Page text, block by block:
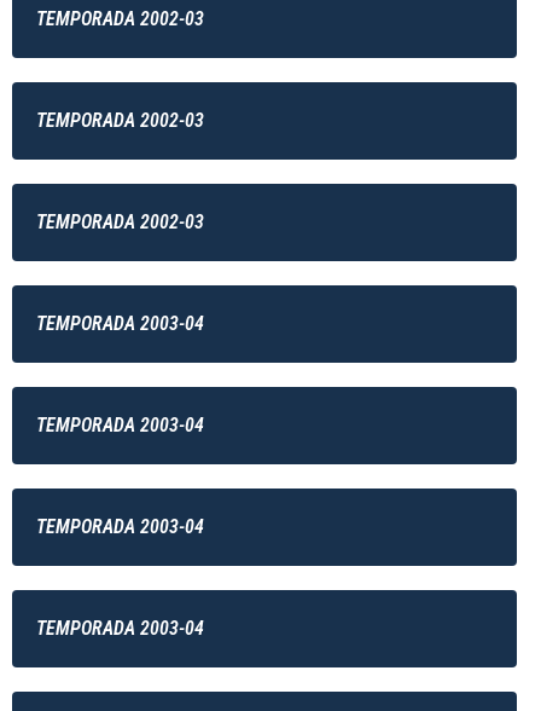
TEMPORADA 2002-03
TEMPORADA 2002-03
TEMPORADA 2002-03
TEMPORADA 2003-04
TEMPORADA 2003-04
TEMPORADA 2003-04
TEMPORADA 2003-04